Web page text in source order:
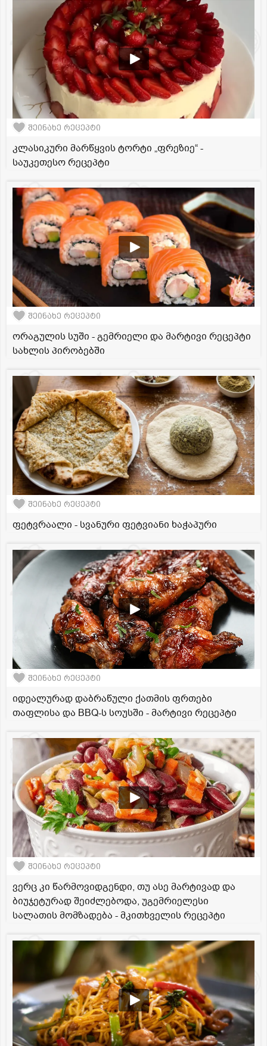
შეინახე რეცეპტი
კლასიკური მარწყვის ტორტი „ფრეზიე“ -
საუკეთესო რეცეპტი
შეინახე რეცეპტი
ორაგულის სუში - გემრიელი და მარტივი რეცეპტი
სახლის პირობებში
შეინახე რეცეპტი
ფეტვრაალი - სვანური ფეტვიანი ხაჭაპური
შეინახე რეცეპტი
იდეალურად დაბრაწული ქათმის ფრთები
თაფლისა და BBQ-ს სოუსში - მარტივი რეცეპტი
შეინახე რეცეპტი
ვერც კი წარმოვიდგენდი, თუ ასე მარტივად და
ბიუჯეტურად შეიძლებოდა, უგემრიელესი
სალათის მომზადება - მკითხველის რეცეპტი